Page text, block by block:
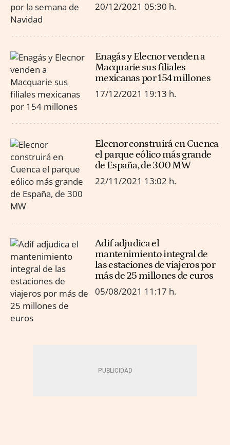
20/12/2021 05:30 h.
Enagás y Elecnor venden a
Macquarie sus filiales
mexicanas por 154 millones
17/12/2021 19:13 h.
Elecnor construirá en Cuenca
el parque eólico más grande
de España, de 300 MW
22/11/2021 13:02 h.
Adif adjudica el
mantenimiento integral de
las estaciones de viajeros por
más de 25 millones de euros
05/08/2021 11:17 h.